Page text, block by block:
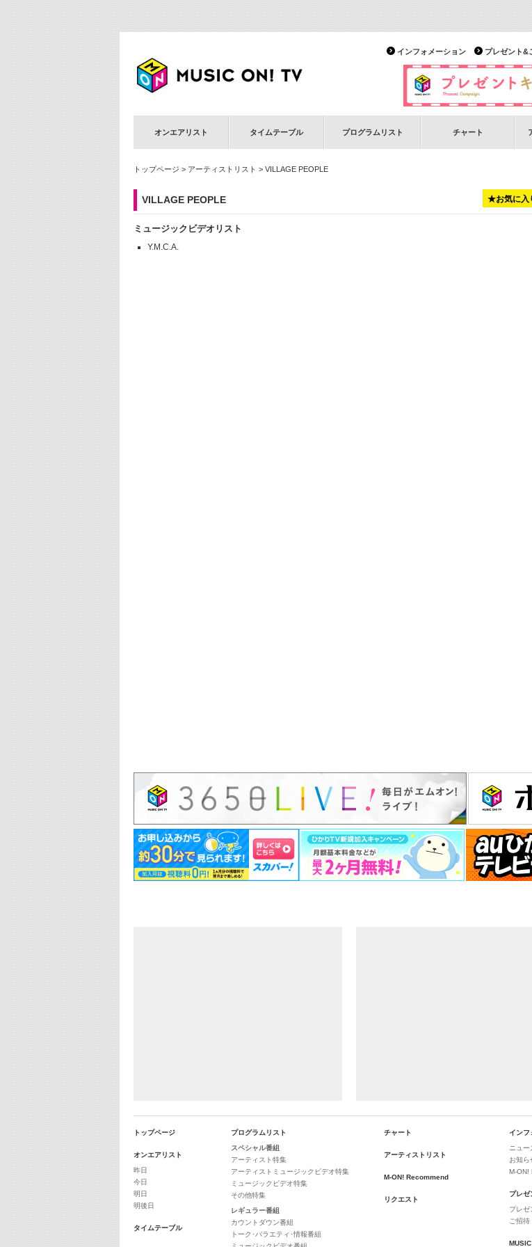
プレゼント&
インフォメーション
オンエアリスト タイムテーブル プログラムリスト チャート
トップページ > アーティストリスト > VILLAGE PEOPLE
★お気に入
VILLAGE PEOPLE
ミュージックビデオリスト
Y.M.C.A.
トップページ
オンエアリスト
昨日
今日
明日
明後日
タイムテーブル
プログラムリスト
スペシャル番組
アーティスト特集
アーティストミュージックビデオ特集
ミュージックビデオ特集
その他特集
レギュラー番組
カウントダウン番組
トーク･バラエティ･情報番組
チャート
アーティストリスト
M-ON! Recommend
リクエスト
インフ
ニュー
お知ら
M-ON!
プレゼ
プレゼ
ご招待